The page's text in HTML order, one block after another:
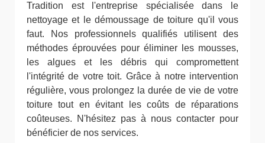
Tradition est l'entreprise spécialisée dans le
nettoyage et le démoussage de toiture qu'il vous
faut. Nos professionnels qualifiés utilisent des
méthodes éprouvées pour éliminer les mousses,
les algues et les débris qui compromettent
l'intégrité de votre toit. Grâce à notre intervention
régulière, vous prolongez la durée de vie de votre
toiture tout en évitant les coûts de réparations
coûteuses. N'hésitez pas à nous contacter pour
bénéficier de nos services.